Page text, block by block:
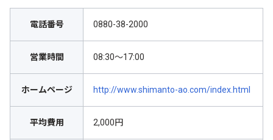
電話番号 0880-38-2000
営業時間 08:30～17:00
ホームページ http://www.shimanto-ao.com/index.html
平均費用 2,000円